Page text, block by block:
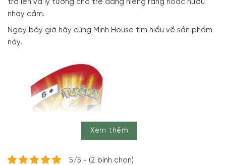
trở lên và lý tưởng cho trẻ đang niềng răng hoặc nướu
nhạy cảm.
Ngay bây giờ hãy cùng Minh House tìm hiểu về sản phẩm
này.
Xem thêm
5/5 - (2 bình chọn)